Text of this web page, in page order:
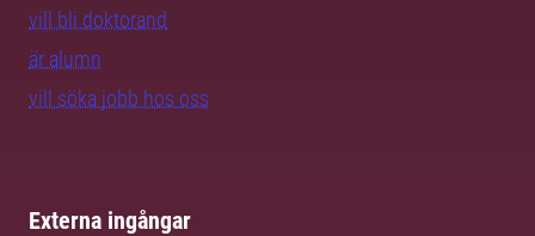
vill bli doktorand
är alumn
vill söka jobb hos oss
Externa ingångar